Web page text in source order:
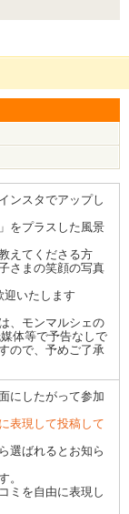
ンスタでアップし
をプラスした風景
えてくださる方
さまの笑顔の写真
迎いたします
、モンマルシェの
体等で予告なしで
ので、予めご了承
にしたがって参加
表現して投稿して
選ばれるとお知ら
。
ミを自由に表現し